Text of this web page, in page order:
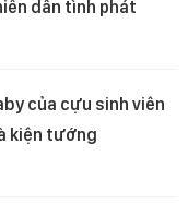
dân tình phát
của cựu sinh viên
kiện tướng